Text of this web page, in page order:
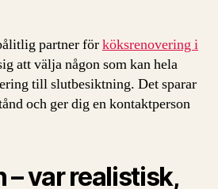
partner förköksrenovering i
att välja någon som kan hela
till slutbesiktning. Det sparar
och ger dig en kontaktperson
– var realistisk,